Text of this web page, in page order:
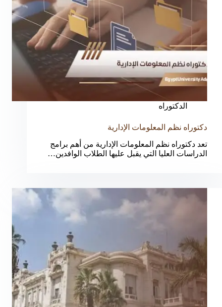
الدكتوراه
دكتوراه نظم المعلومات الإدارية
تعد دكتوراه نظم المعلومات الإدارية من أهم برامج
الدراسات العليا التي يقبل عليها الطلاب الوافدين…